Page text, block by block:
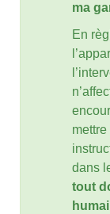
ma
En
dans
tout